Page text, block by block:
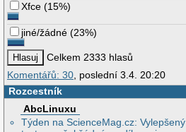
Xfce (15%)
jiné/žádné (23%)
Celkem 2333 hlasů
Komentářů: 30, poslední 3.4. 20:20
Rozcestník
AbcLinuxu
Týden na ScienceMag.cz: Vylepšený